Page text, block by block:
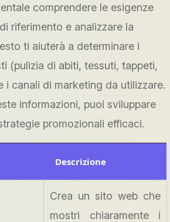
comprendere le esigenze
riferimento e analizzare la
ti aiuterà a determinare i
(pulizia di abiti, tessuti, tappeti,
i canali di marketing da utilizzare.
informazioni, puoi sviluppare
promozionali efficaci.
Descrizione
Crea un sito web che
mostri chiaramente i